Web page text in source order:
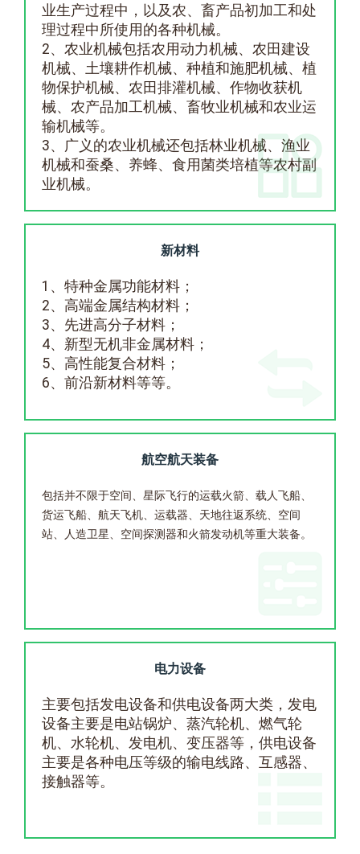
业生产过程中，以及农、畜产品初加工和处
理过程中所使用的各种机械。
2、农业机械包括农用动力机械、农田建设
机械、土壤耕作机械、种植和施肥机械、植
物保护机械、农田排灌机械、作物收获机
械、农产品加工机械、畜牧业机械和农业运
输机械等。
3、广义的农业机械还包括林业机械、渔业
机械和蚕桑、养蜂、食用菌类培植等农村副
业机械。
新材料
1、特种金属功能材料；
2、高端金属结构材料；
3、先进高分子材料；
4、新型无机非金属材料；
5、高性能复合材料；
6、前沿新材料等等。
航空航天装备
包括并不限于空间、星际飞行的运载火箭、载人飞船、
货运飞船、航天飞机、运载器、天地往返系统、空间
站、人造卫星、空间探测器和火箭发动机等重大装备。
电力设备
主要包括发电设备和供电设备两大类，发电
设备主要是电站锅炉、蒸汽轮机、燃气轮
机、水轮机、发电机、变压器等，供电设备
主要是各种电压等级的输电线路、互感器、
接触器等。